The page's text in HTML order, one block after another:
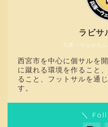
兵庫一ウェルカ
ラビサ
西宮市を中心に個サルを
に蹴れる環境を作ること
ること、フットサルを通
す。
＼